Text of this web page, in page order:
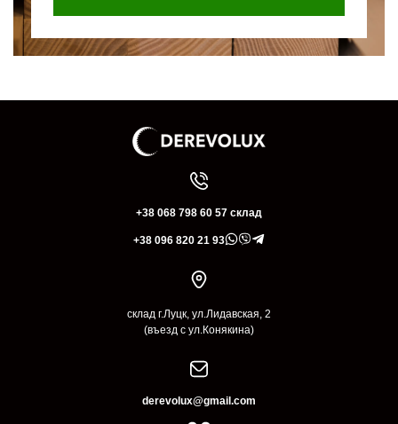
+38 068 798 60 57 склад
+38 096 820 21 93
склад г.Луцк, ул.Лидавская, 2
(въезд с ул.Конякина)
derevolux@gmail.com